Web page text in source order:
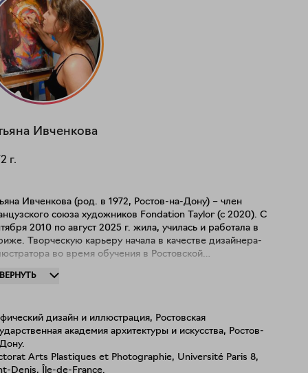
Ивченкова
г.
Ивченкова (род. в 1972, Ростов-на-Дону) – член
союза художников Fondation Taylor (с 2020). С
2010 по август 2025 г. жила, училась и работала в
Творческую карьеру начала в качестве дизайнера-
во время обучения в Ростовской
работы: "Графическое и иллюстративное
обучение сначала в магистратуре "Современное
и новые медиа" (Université Paris 8), а затем в
"Эстетика, наука и технологии искусств"
Paris 8) по специальности "Пластические искусства
дизайн и иллюстрация, Ростовская
академия архитектуры и искусства, Ростов-
Arts Plastiques et Photographie, Université Paris 8,
Denis, Île-de-France.